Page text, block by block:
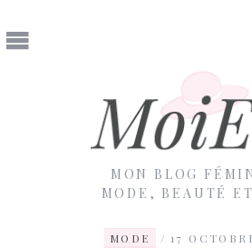
MON BLOG
MODE, BEAUTÉ
MODE 17